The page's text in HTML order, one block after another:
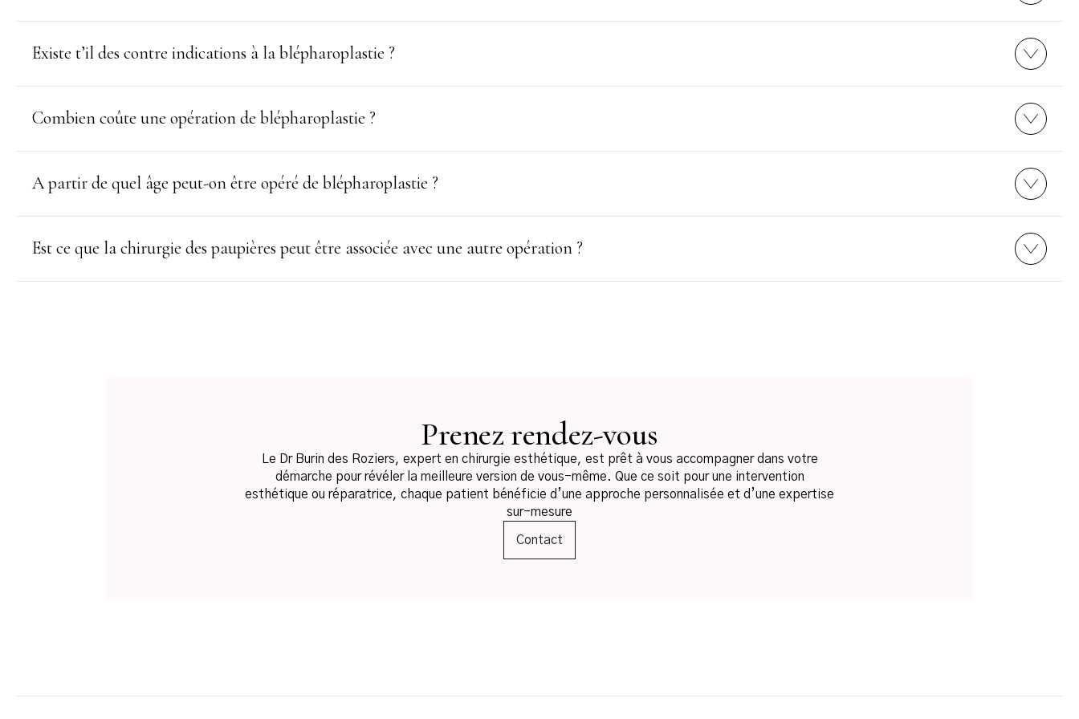
Existe t’il des contre indications à la blépharoplastie ?
Combien coûte une opération de blépharoplastie ?
A partir de quel âge peut-on être opéré de blépharoplastie ?
Est ce que la chirurgie des paupières peut être associée avec une autre opération ?
Prenez rendez-vous
Le Dr Burin des Roziers, expert en chirurgie esthétique, est prêt à vous accompagner dans votre
démarche pour révéler la meilleure version de vous-même. Que ce soit pour une intervention
esthétique ou réparatrice, chaque patient bénéficie d’une approche personnalisée et d’une expertise
sur-mesure
Contact